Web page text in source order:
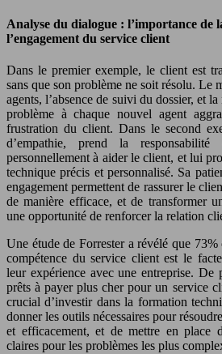
Analyse du dialogue : l’importance de
l’engagement du service client
Dans le premier exemple, le client est
sans que son problème ne soit résolu. Le
agents, l’absence de suivi du dossier, et
problème à chaque nouvel agent
frustration du client. Dans le second
d’empathie, prend la responsabilité
personnellement à aider le client, et lui
technique précis et personnalisé. Sa
engagement permettent de rassurer le
de manière efficace, et de transformer
une opportunité de renforcer la relation
Une étude de Forrester a révélé que
compétence du service client est le
leur expérience avec une entreprise. De
prêts à payer plus cher pour un service
crucial d’investir dans la formation
donner les outils nécessaires pour
et efficacement, et de mettre en place
claires pour les problèmes les plus